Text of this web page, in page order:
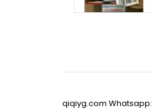
qiqiyg.com